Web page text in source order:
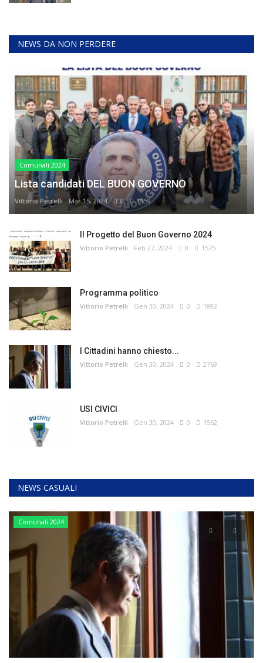
NEWS DA NON PERDERE
Comunali 2024
Lista candidati DEL BUON GOVERNO
Vittorio Petrelli Mar 15, 2024 0 1959
Il Progetto del Buon Governo 2024
Vittorio Petrelli Feb 27, 2024 0 1575
Programma politico
Vittorio Petrelli Gen 30, 2024 0 1892
I Cittadini hanno chiesto...
Vittorio Petrelli Gen 30, 2024 0 2769
USI CIVICI
Vittorio Petrelli Gen 30, 2024 0 1562
NEWS CASUALI
Comunali 2024